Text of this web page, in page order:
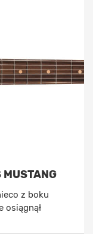
z boku
osiągnął